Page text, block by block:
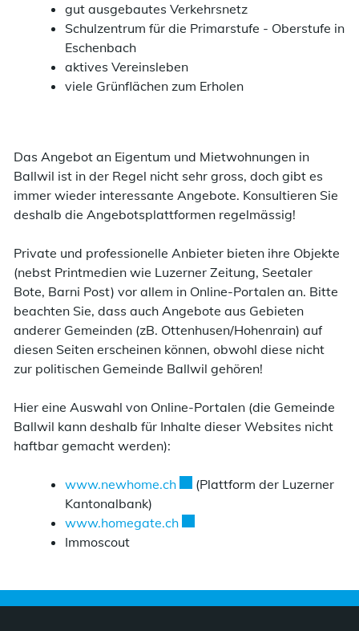
gut ausgebautes Verkehrsnetz
Schulzentrum für die Primarstufe - Oberstufe in
Eschenbach
aktives Vereinsleben
viele Grünflächen zum Erholen
Das Angebot an Eigentum und Mietwohnungen in
Ballwil ist in der Regel nicht sehr gross, doch gibt es
immer wieder interessante Angebote. Konsultieren Sie
deshalb die Angebotsplattformen regelmässig!
Private und professionelle Anbieter bieten ihre Objekte
(nebst Printmedien wie Luzerner Zeitung, Seetaler
Bote, Barni Post) vor allem in Online-Portalen an. Bitte
beachten Sie, dass auch Angebote aus Gebieten
anderer Gemeinden (zB. Ottenhusen/Hohenrain) auf
diesen Seiten erscheinen können, obwohl diese nicht
zur politischen Gemeinde Ballwil gehören!
Hier eine Auswahl von Online-Portalen (die Gemeinde
Ballwil kann deshalb für Inhalte dieser Websites nicht
haftbar gemacht werden):
www.newhome.chExterner Link wird in einem
(Plattform der Luzerner
Kantonalbank)
www.homegate.chExterner Link wird in einem
Immoscout